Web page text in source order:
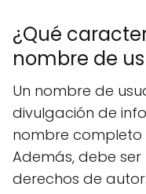
¿Qué
nombre de
Un nombre de
divulgación de
nombre
Además, debe
derechos de